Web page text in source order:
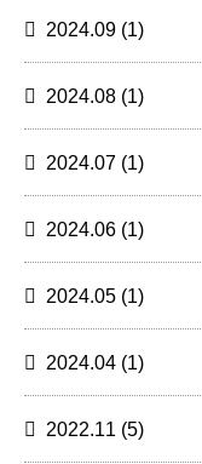
2024.09 (1)
2024.08 (1)
2024.07 (1)
2024.06 (1)
2024.05 (1)
2024.04 (1)
2022.11 (5)